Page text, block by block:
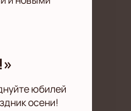
юбилей
осени!